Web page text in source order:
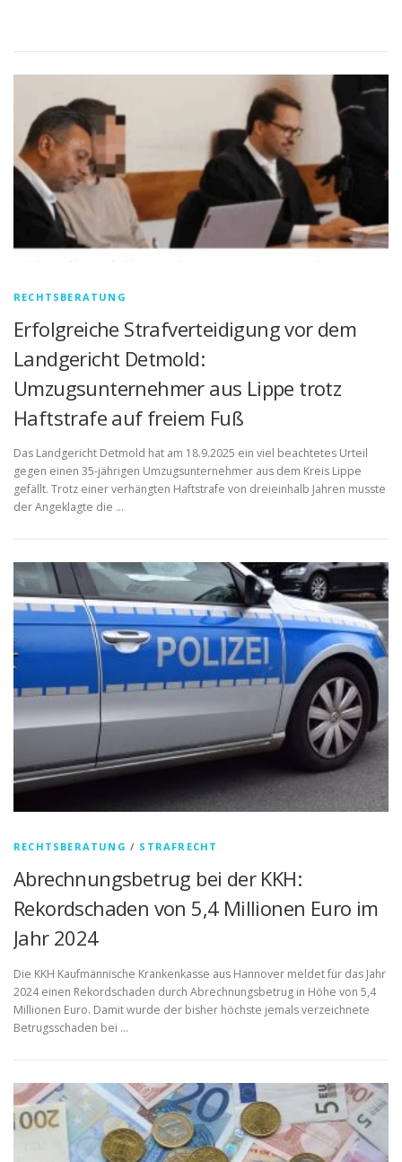
RECHTSBERATUNG
Erfolgreiche Strafverteidigung vor dem
Landgericht Detmold:
Umzugsunternehmer aus Lippe trotz
Haftstrafe auf freiem Fuß
Das Landgericht Detmold hat am 18.9.2025 ein viel beachtetes Urteil
gegen einen 35-jährigen Umzugsunternehmer aus dem Kreis Lippe
gefällt. Trotz einer verhängten Haftstrafe von dreieinhalb Jahren musste
der Angeklagte die …
RECHTSBERATUNG / STRAFRECHT
Abrechnungsbetrug bei der KKH:
Rekordschaden von 5,4 Millionen Euro im
Jahr 2024
Die KKH Kaufmännische Krankenkasse aus Hannover meldet für das Jahr
2024 einen Rekordschaden durch Abrechnungsbetrug in Höhe von 5,4
Millionen Euro. Damit wurde der bisher höchste jemals verzeichnete
Betrugsschaden bei …